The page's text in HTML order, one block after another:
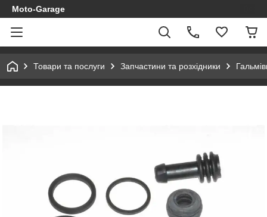
Moto-Garage
Товари та послуги Запчастини та розхідники